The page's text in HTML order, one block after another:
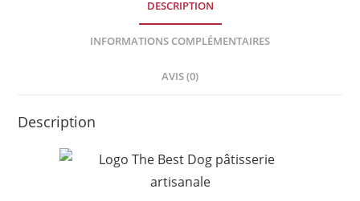
DESCRIPTION
INFORMATIONS COMPLÉMENTAIRES
AVIS (0)
Description